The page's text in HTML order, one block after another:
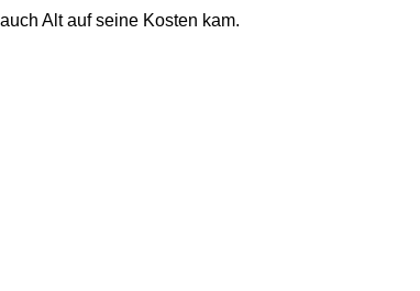
Alt auf seine Kosten kam.